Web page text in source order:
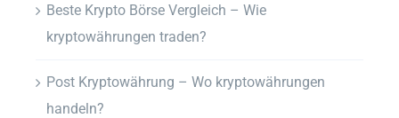
Beste Krypto Börse Vergleich – Wie
kryptowährungen traden?
Post Kryptowährung – Wo kryptowährungen
handeln?